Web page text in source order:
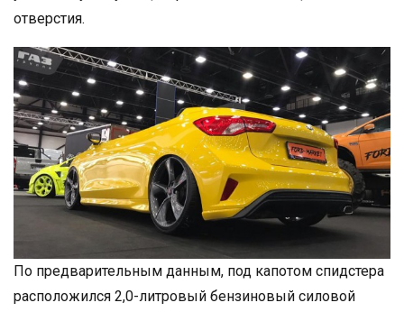
отверстия.
По предварительным данным, под капотом спидстера
расположился 2,0-литровый бензиновый силовой